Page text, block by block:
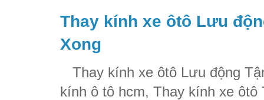
Thay kính xe ôtô Lưu
Xong
Thay kính xe ôtô Lưu động
kính ô tô hcm, Thay kính xe